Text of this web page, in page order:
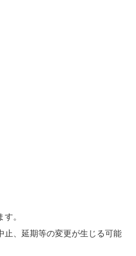
。
止、延期等の変更が生じる可能